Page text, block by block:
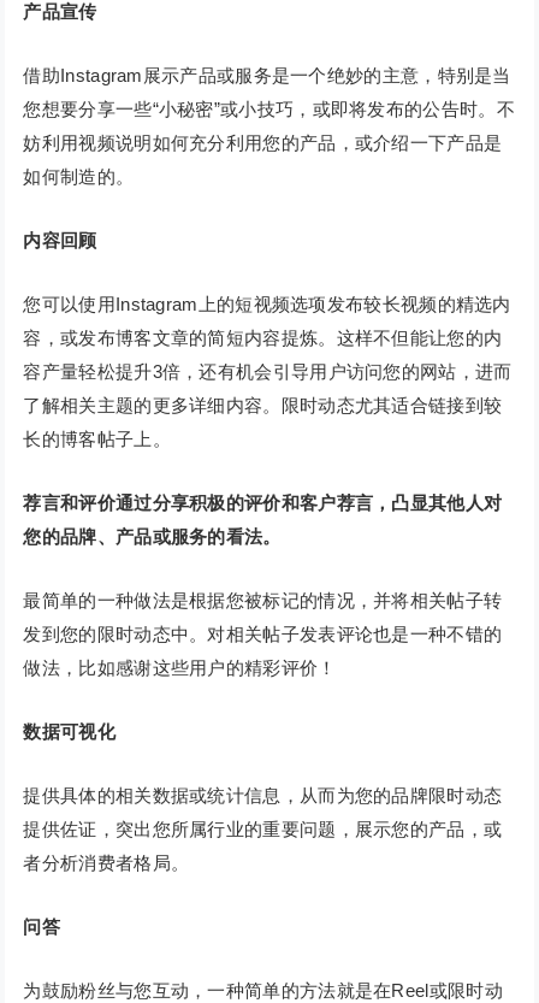
产品宣传
借助Instagram展示产品或服务是一个绝妙的主意，特别是当
您想要分享一些“小秘密”或小技巧，或即将发布的公告时。不
妨利用视频说明如何充分利用您的产品，或介绍一下产品是
如何制造的。
内容回顾
您可以使用Instagram上的短视频选项发布较长视频的精选内
容，或发布博客文章的简短内容提炼。这样不但能让您的内
容产量轻松提升3倍，还有机会引导用户访问您的网站，进而
了解相关主题的更多详细内容。限时动态尤其适合链接到较
长的博客帖子上。
荐言和评价通过分享积极的评价和客户荐言，凸显其他人对
您的品牌、产品或服务的看法。
最简单的一种做法是根据您被标记的情况，并将相关帖子转
发到您的限时动态中。对相关帖子发表评论也是一种不错的
做法，比如感谢这些用户的精彩评价！
数据可视化
提供具体的相关数据或统计信息，从而为您的品牌限时动态
提供佐证，突出您所属行业的重要问题，展示您的产品，或
者分析消费者格局。
问答
为鼓励粉丝与您互动，一种简单的方法就是在Reel或限时动